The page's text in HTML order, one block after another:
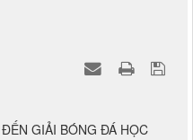
GIẢI BÓNG ĐÁ HỌC